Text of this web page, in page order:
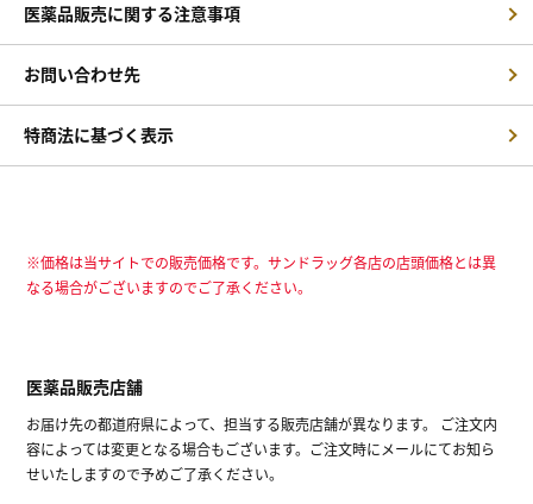
医薬品販売に関する注意事項
お問い合わせ先
特商法に基づく表示
※価格は当サイトでの販売価格です。サンドラッグ各店の店頭価格とは異
なる場合がございますのでご了承ください。
医薬品販売店舗
お届け先の都道府県によって、担当する販売店舗が異なります。 ご注文内
容によっては変更となる場合もございます。ご注文時にメールにてお知ら
せいたしますので予めご了承ください。